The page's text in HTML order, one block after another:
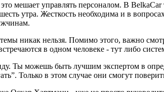
мешает управлять персоналом. В
утра. Жесткость необходима и в
никак нельзя. Помимо этого, важно
в одном человеке - тут либо
Ты можешь быть лучшим экспертом в
Только в этом случае они смогут